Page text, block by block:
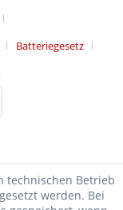
Batteriegesetz
technischen Betrieb
werden. Bei